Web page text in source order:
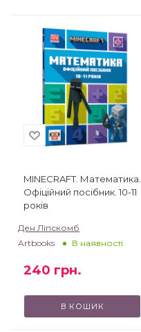
MINECRAFT. Математика.
Офіційний посібник. 10-11
років
Ден Ліпскомб
Artbooks
В наявності
240 грн.
В КОШИК